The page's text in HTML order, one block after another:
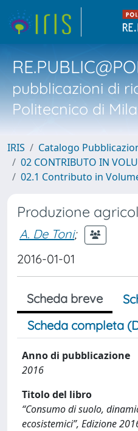
pubblicazioni di
Politecnico di
IRIS
Catalogo
02 CONTRIBUTO IN
02.1 Contributo in
Produzione
A. De Toni;
2016-01-01
Scheda breve
Scheda completa
Anno di pubblicazione
2016
Titolo del libro
“Consumo di suolo,
ecosistemici”, Edizione